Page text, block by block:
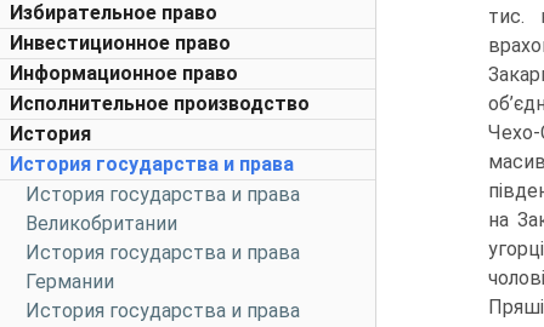
Избирательное право
Инвестиционное право
Информационное право
Исполнительное производство
История
История государства и права
История государства и права
Великобритании
История государства и права
Германии
История государства и права
тис.
на